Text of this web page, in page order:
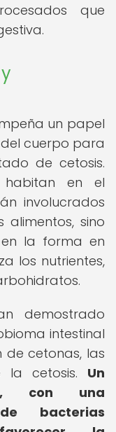
que
un papel
cuerpo para
de cetosis.
habitan en el
involucrados
sino
la forma en
los nutrientes,
demostrado
intestinal
cetonas, las
la cetosis. Un
con una
bacterias